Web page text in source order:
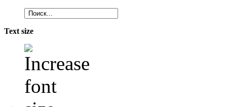
Text size